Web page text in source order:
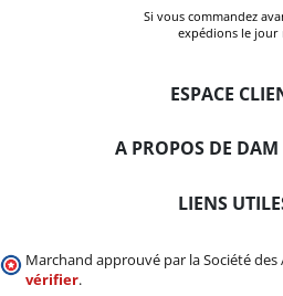
Si vous commandez
expédions le jour
ESPACE
A PROPOS DE
LIENS
Marchand approuvé par la Société des
vérifier.